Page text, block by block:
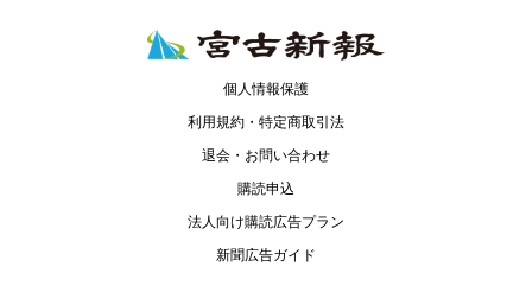
個人情報保護
利用規約・特定商取引法
退会・お問い合わせ
購読申込
法人向け購読広告プラン
新聞広告ガイド